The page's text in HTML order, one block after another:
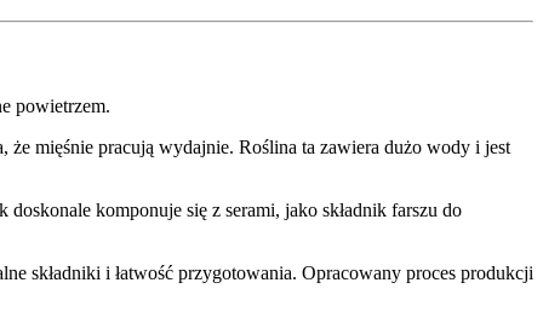
powietrzem.
mięśnie pracują wydajnie. Roślina ta zawiera dużo wody i jest
komponuje się z serami, jako składnik farszu do
składniki i łatwość przygotowania. Opracowany proces produkcji